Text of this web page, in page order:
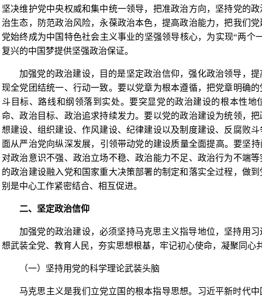
坚决维护党中央权威和集中统一领导，把准政治方向，坚持党的
治生态，防范政治风险，永葆政治本色，提高政治能力，把我们
党始终成为中国特色社会主义事业的坚强领导核心，为实现“两个
复兴的中国梦提供坚强政治保证。
加强党的政治建设，目的是坚定政治信仰，强化政治领导，
现全党团结统一、行动一致。要以党章为根本遵循，把党章明确
斗目标、路线和纲领落到实处。要突显党的政治建设的根本性地
命、政治目标、政治追求持续发力。要以党的政治建设为统领，
想建设、组织建设、作风建设、纪律建设以及制度建设、反腐败
面从严治党向纵深发展，引领带动党的建设质量全面提高。要坚
对政治意识不强、政治立场不稳、政治能力不足、政治行为不端
的政治建设融入党和国家重大决策部署的制定和落实全过程，做
别是中心工作紧密结合、相互促进。
二、坚定政治信仰
加强党的政治建设，必须坚持马克思主义指导地位，坚持用
想武装全党、教育人民，夯实思想根基，牢记初心使命，凝聚同心
（一）坚持用党的科学理论武装头脑
马克思主义是我们立党立国的根本指导思想。习近平新时代